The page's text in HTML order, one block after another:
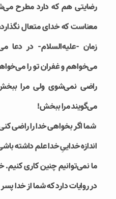
رضایتی هم که دارد مطرح
معناست که خدای متعال
زمان -علیه‌السلام- در دعا
می‌خواهم و غفران تو را
راضی نمی‌شوی ولی مرا
می‌گویند مرا ببخش!
شما اگر بخواهی خدا را راضی
اندازه خداییِ خدا علم داشته
ما نمی‌توانیم چنین کاری
در روایات دارد که شما از خدا